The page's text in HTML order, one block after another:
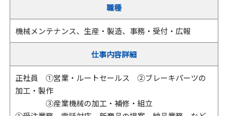
職種
機械メンテナンス、生産・製造、事務・受付・広報
仕事内容詳細
正社員 ①営業・ルートセールス ②ブレーキパーツの
加工・製作
③産業機械の加工・補修・組立